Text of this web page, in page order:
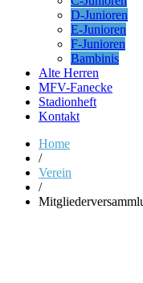
D-Junioren
E-Junioren
F-Junioren
Bambinis
Alte Herren
MFV-Fanecke
Stadionheft
Kontakt
Home
/
Verein
/